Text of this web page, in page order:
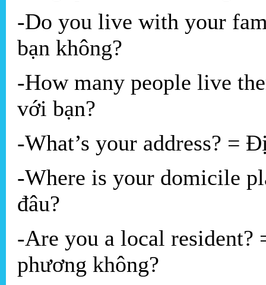
-Do you live with your
bạn không?
-How many people live
với bạn?
-What’s your address? =
-Where is your domicile
đâu?
-Are you a local resident?
phương không?